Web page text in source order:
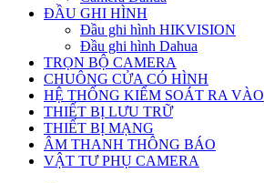
ĐẦU GHI HÌNH
Đầu ghi hình HIKVISION
Đầu ghi hình Dahua
TRỌN BỘ CAMERA
CHUÔNG CỬA CÓ HÌNH
HỆ THỐNG KIỂM SOÁT RA VÀO
THIẾT BỊ LƯU TRỮ
THIẾT BỊ MẠNG
ÂM THANH THÔNG BÁO
VẬT TƯ PHỤ CAMERA